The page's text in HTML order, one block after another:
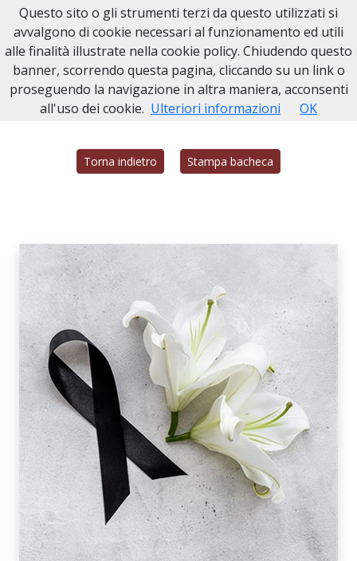
Necrologi Civitavecchia
Home Italia RM Civitavecchia ELSA DOSA
Torna indietro Stampa bacheca
Questo sito o gli strumenti terzi da questo utilizzati si
avvalgono di cookie necessari al funzionamento ed utili
alle finalità illustrate nella cookie policy. Chiudendo questo
banner, scorrendo questa pagina, cliccando su un link o
proseguendo la navigazione in altra maniera, acconsenti
all'uso dei cookie. Ulteriori informazioni OK